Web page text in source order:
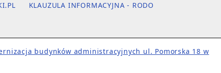
KLAUZULA INFORMACYJNA - RODO
budynków administracyjnych ul. Pomorska 18 w